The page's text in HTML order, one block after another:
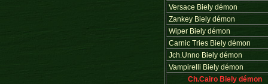
Versace Biely démon
Zankey Biely démon
Wiper Biely démon
Carnic Tries Biely démon
Jch.Unno Biely démon
Vampirelli Biely démon
Ch.Cairo Biely démon